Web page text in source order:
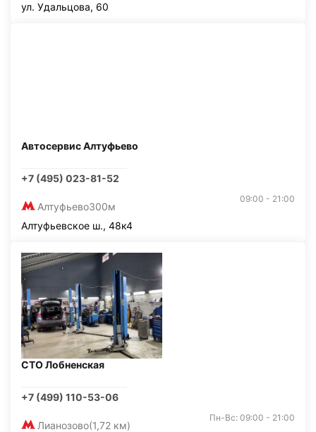
ул. Удальцова, 60
Автосервис Алтуфьево
+7 (495) 023-81-52
Алтуфьево300м
09:00 - 21:00
Алтуфьевское ш., 48к4
СТО Лобненская
+7 (499) 110-53-06
Лианозово(1,72 км)
Пн-Вс: 09:00 - 21:00